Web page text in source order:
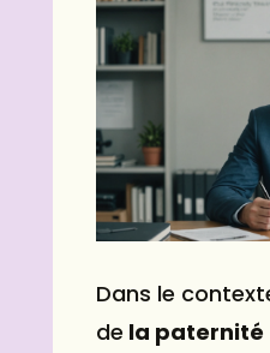
Dans le
de la paternité